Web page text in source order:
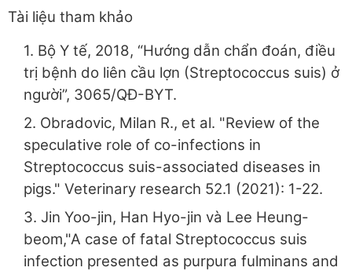
Tài liệu tham khảo
1. Bộ Y tế, 2018, “Hướng dẫn chẩn đoán, điều
trị bệnh do liên cầu lợn (Streptococcus suis) ở
người”, 3065/QĐ-BYT.
2. Obradovic, Milan R., et al. "Review of the
speculative role of co-infections in
Streptococcus suis-associated diseases in
pigs." Veterinary research 52.1 (2021): 1-22.
3. Jin Yoo-jin, Han Hyo-jin và Lee Heung-
beom,"A case of fatal Streptococcus suis
infection presented as purpura fulminans and